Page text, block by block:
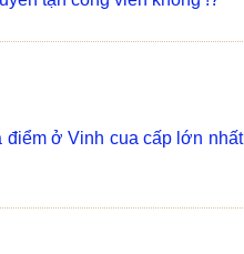
điểm ở Vinh cua cấp lớn nhất